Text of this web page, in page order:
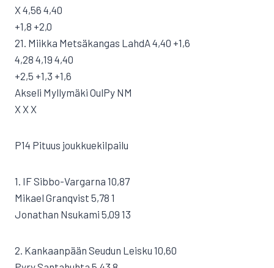
X 4,56 4,40
+1,8 +2,0
21. Miikka Metsäkangas LahdA 4,40 +1,6
4,28 4,19 4,40
+2,5 +1,3 +1,6
Akseli Myllymäki OulPy NM
X X X
P14 Pituus joukkuekilpailu
1. IF Sibbo-Vargarna 10,87
Mikael Granqvist 5,78 1
Jonathan Nsukami 5,09 13
2. Kankaanpään Seudun Leisku 10,60